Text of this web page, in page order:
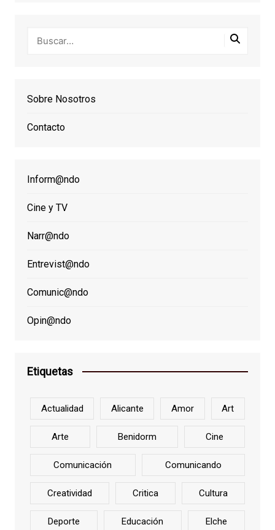
Sobre Nosotros
Contacto
Inform@ndo
Cine y TV
Narr@ndo
Entrevist@ndo
Comunic@ndo
Opin@ndo
Etiquetas
Actualidad Alicante Amor Art
Arte Benidorm Cine
Comunicación Comunicando
Creatividad Critica Cultura
Deporte Educación Elche